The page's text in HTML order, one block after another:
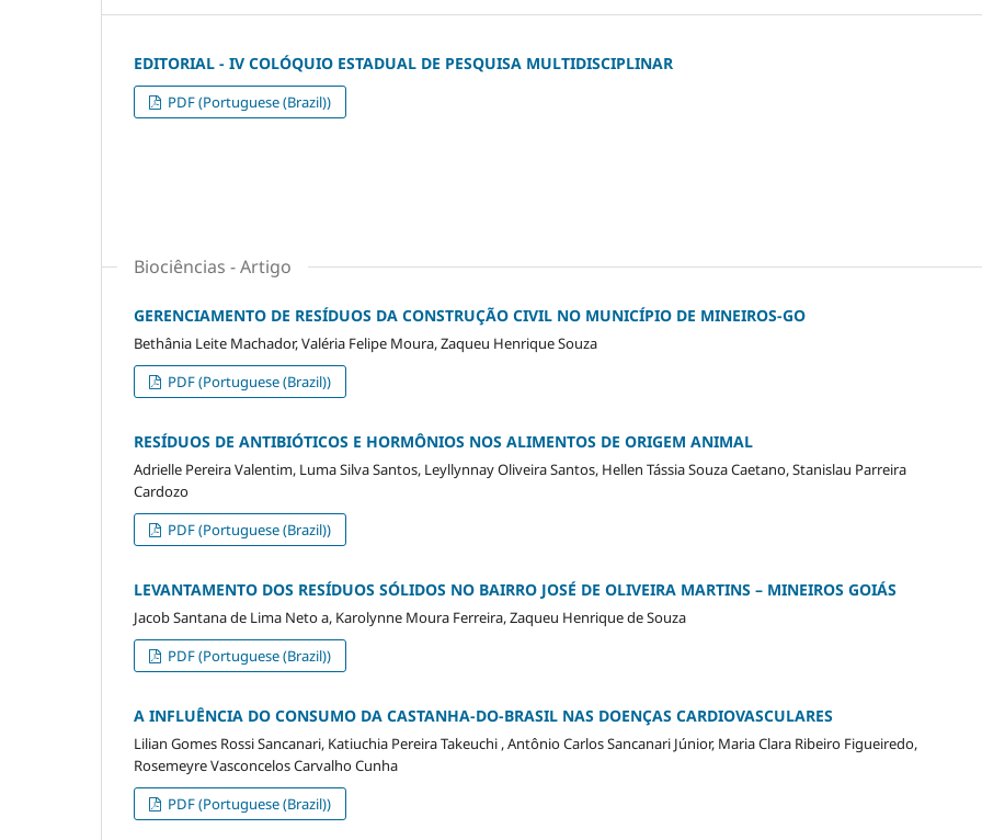
EDITORIAL - IV COLÓQUIO ESTADUAL DE PESQUISA MULTIDISCIPLINAR
PDF (Portuguese (Brazil))
Biociências - Artigo
GERENCIAMENTO DE RESÍDUOS DA CONSTRUÇÃO CIVIL NO MUNICÍPIO DE MINEIROS-GO
Bethânia Leite Machador, Valéria Felipe Moura, Zaqueu Henrique Souza
PDF (Portuguese (Brazil))
RESÍDUOS DE ANTIBIÓTICOS E HORMÔNIOS NOS ALIMENTOS DE ORIGEM ANIMAL
Adrielle Pereira Valentim, Luma Silva Santos, Leyllynnay Oliveira Santos, Hellen Tássia Souza Caetano, Stanislau Parreira
Cardozo
PDF (Portuguese (Brazil))
LEVANTAMENTO DOS RESÍDUOS SÓLIDOS NO BAIRRO JOSÉ DE OLIVEIRA MARTINS – MINEIROS GOIÁS
Jacob Santana de Lima Neto a, Karolynne Moura Ferreira, Zaqueu Henrique de Souza
PDF (Portuguese (Brazil))
A INFLUÊNCIA DO CONSUMO DA CASTANHA-DO-BRASIL NAS DOENÇAS CARDIOVASCULARES
Lilian Gomes Rossi Sancanari, Katiuchia Pereira Takeuchi , Antônio Carlos Sancanari Júnior, Maria Clara Ribeiro Figueiredo,
Rosemeyre Vasconcelos Carvalho Cunha
PDF (Portuguese (Brazil))